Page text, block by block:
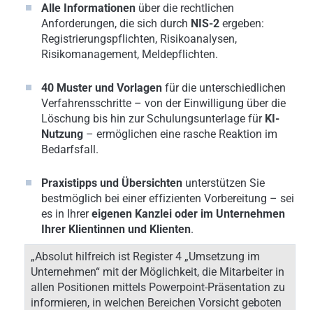
Alle Informationen über die rechtlichen
Anforderungen, die sich durch NIS-2 ergeben:
Registrierungspflichten, Risikoanalysen,
Risikomanagement, Meldepflichten.
40 Muster und Vorlagen für die unterschiedlichen
Verfahrensschritte – von der Einwilligung über die
Löschung bis hin zur Schulungsunterlage für KI-
Nutzung – ermöglichen eine rasche Reaktion im
Bedarfsfall.
Praxistipps und Übersichten unterstützen Sie
bestmöglich bei einer effizienten Vorbereitung – sei
es in Ihrereigenen Kanzlei oder im Unternehmen
Ihrer Klientinnen und Klienten.
„Absolut hilfreich ist Register 4 „Umsetzung im
Unternehmen“ mit der Möglichkeit, die Mitarbeiter in
allen Positionen mittels Powerpoint-Präsentation zu
informieren, in welchen Bereichen Vorsicht geboten